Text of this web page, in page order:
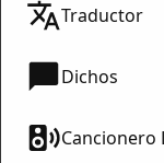
Traductor
Dichos
Cancionero